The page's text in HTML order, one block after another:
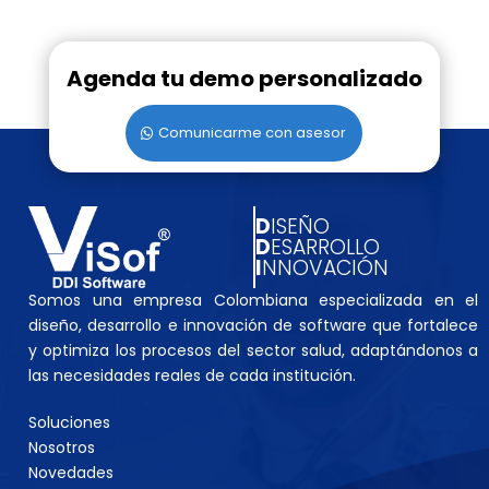
Agenda tu demo personalizado
Comunicarme con asesor
DISEÑO
DESARROLLO
INNOVACIÓN
Somos una empresa Colombiana especializada en el
diseño, desarrollo e innovación de software que fortalece
y optimiza los procesos del sector salud, adaptándonos a
las necesidades reales de cada institución.
Soluciones
Nosotros
Novedades